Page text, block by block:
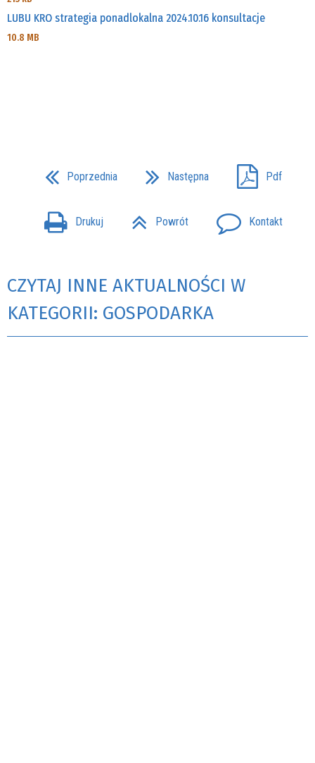
LUBU KRO strategia ponadlokalna 2024.10.16 konsultacje
10.8 MB
Poprzednia Następna Pdf
Drukuj Powrót Kontakt
CZYTAJ INNE AKTUALNOŚCI W
KATEGORII: GOSPODARKA